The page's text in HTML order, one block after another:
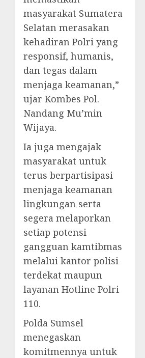
masyarakat Sumatera
Selatan merasakan
kehadiran Polri yang
responsif, humanis,
dan tegas dalam
menjaga keamanan,”
ujar Kombes Pol.
Nandang Mu’min
Wijaya.
Ia juga mengajak
masyarakat untuk
terus berpartisipasi
menjaga keamanan
lingkungan serta
segera melaporkan
setiap potensi
gangguan kamtibmas
melalui kantor polisi
terdekat maupun
layanan Hotline Polri
110.
Polda Sumsel
menegaskan
komitmennya untuk